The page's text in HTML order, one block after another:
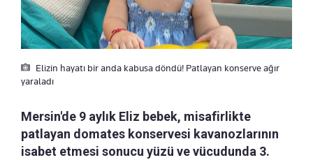
Elizin hayatı bir anda kabusa döndü! Patlayan konserve ağır
yaraladı
Mersin'de 9 aylık Eliz bebek, misafirlikte
patlayan domates konservesi kavanozlarının
isabet etmesi sonucu yüzü ve vücudunda 3.